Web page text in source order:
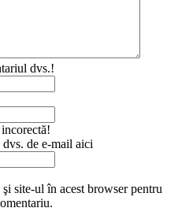
dvs.!
de e-mail aici
site-ul în acest browser pentru